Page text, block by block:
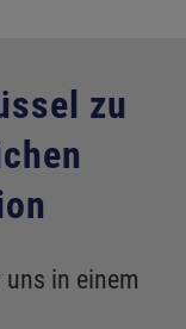
zu
in einem